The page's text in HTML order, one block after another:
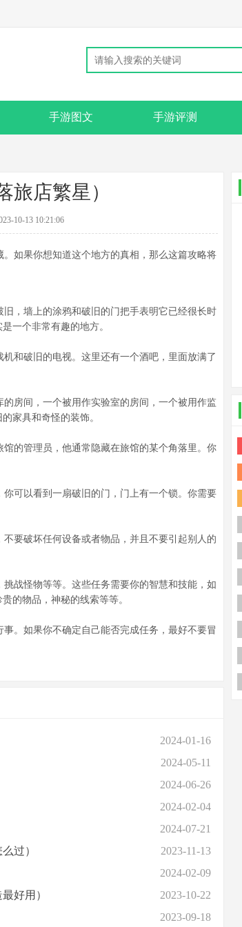
手游图文 手游评测
旅店繁星）
10-13 10:21:06
如果你想知道这个地方的真相，那么这篇攻略将
，墙上的涂鸦和破旧的门把手表明它已经很长时
一个非常有趣的地方。
和破旧的电视。这里还有一个酒吧，里面放满了
房间，一个被用作实验室的房间，一个被用作监
家具和奇怪的装饰。
的管理员，他通常隐藏在旅馆的某个角落里。你
可以看到一扇破旧的门，门上有一个锁。你需要
要破坏任何设备或者物品，并且不要引起别人的
战怪物等等。这些任务需要你的智慧和技能，如
的物品，神秘的线索等等。
。如果你不确定自己能否完成任务，最好不要冒
2024-01-16
2024-05-11
2024-06-26
2024-02-04
2024-07-21
过）
2023-11-13
2024-02-09
好用）
2023-10-22
2023-09-18